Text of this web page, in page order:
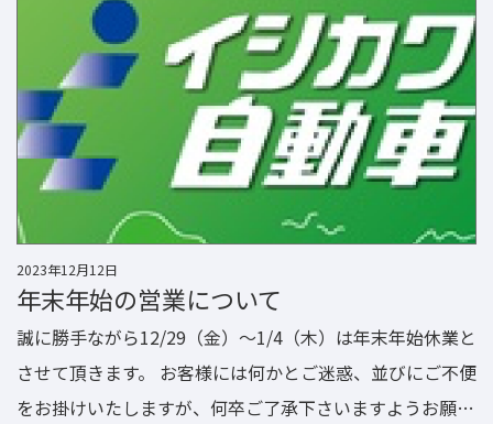
2023年12月12日
年末年始の営業について
誠に勝手ながら12/29（金）～1/4（木）は年末年始休業と
させて頂きます。 お客様には何かとご迷惑、並びにご不便
をお掛けいたしますが、何卒ご了承下さいますようお願い